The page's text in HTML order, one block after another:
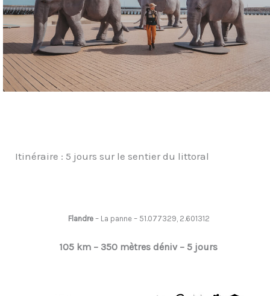
Itinéraire : 5 jours sur le sentier du littoral
Flandre – La panne – 51.077329, 2.601312
105 km – 350 mètres déniv – 5 jours